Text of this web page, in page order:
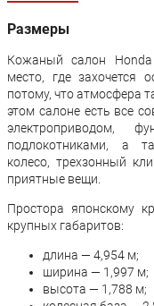
Размеры
Кожаный салон
место, где захочется
потому, что атмосфера
этом салоне есть все
электроприводом,
подлокотниками, а
колесо, трехзонный
приятные вещи.
Простора японскому
крупных габаритов:
длина — 4,954 м;
ширина — 1,997 м;
высота — 1,788 м;